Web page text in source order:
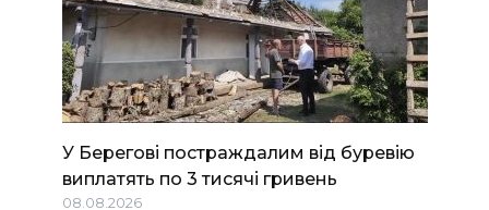
У Берегові постраждалим від буревію
виплатять по 3 тисячі гривень
08.08.2026